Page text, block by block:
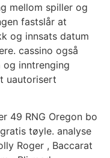
mellom spiller og
fastslår at
og innsats datum
cassino også
og inntrenging
uautorisert
49 RNG Oregon bo
tøyle. analyse
Roger , Baccarat